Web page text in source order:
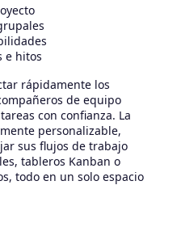
e hitos
rápidamente los
de equipo
con confianza. La
personalizable,
sus flujos de trabajo
tableros Kanban o
todo en un solo espacio